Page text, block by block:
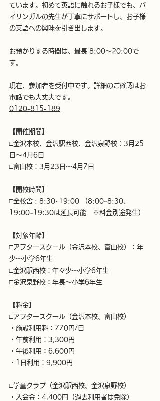
ています。初めて英語に触れるお子様でも、バ
イリンガルの先生が丁寧にサポートし、お子様
の英語への興味を引き出します。
お預かりする時間は、最長 8:00〜20:00で
す。
現在、参加者を受付中です。 ​詳細のご確認はお
電話でも大丈夫です。
0120-815-189
【開催期間】
□金沢本校、金沢駅西校、金沢泉野校：3月25
日～4月6日
□富山校：3月23日～4月7日
【開校時間】
□全校舎 : 8:30~19:00 （8:00~8:30、
19:00~19:30は延長可能 ※料金別途発生）
【対象年齢】
□アフタースクール（金沢本校、富山校）：年
少～小学6年生
□金沢駅西校：年々少～小学6年生
□金沢泉野校：年長～小学6年生
【料金】
□アフタースクール（金沢本校、富山校）
・施設利用料：770円/日
・午前利用：3,300円
・午後利用：6,600円
・1日利用：9,900円
□学童クラブ（金沢駅西校、金沢泉野校）
・入会金：4,400円（過去利用者は免除）